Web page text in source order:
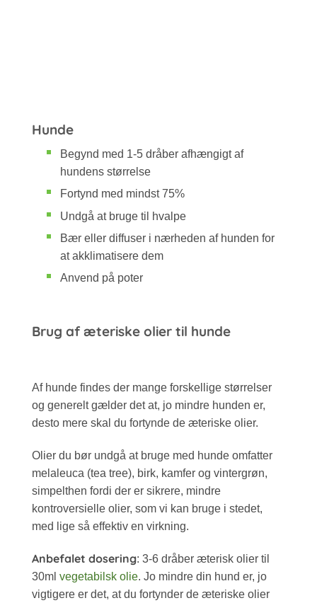
Hunde
Begynd med 1-5 dråber afhængigt af
hundens størrelse
Fortynd med mindst 75%
Undgå at bruge til hvalpe
Bær eller diffuser i nærheden af hunden for
at akklimatisere dem
Anvend på poter
Brug af æteriske olier til hunde
Af hunde findes der mange forskellige størrelser
og generelt gælder det at, jo mindre hunden er,
desto mere skal du fortynde de æteriske olier.
Olier du bør undgå at bruge med hunde omfatter
melaleuca (tea tree), birk, kamfer og vintergrøn,
simpelthen fordi der er sikrere, mindre
kontroversielle olier, som vi kan bruge i stedet,
med lige så effektiv en virkning.
Anbefalet dosering: 3-6 dråber æterisk olier til
30ml vegetabilsk olie. Jo mindre din hund er, jo
vigtigere er det, at du fortynder de æteriske olier